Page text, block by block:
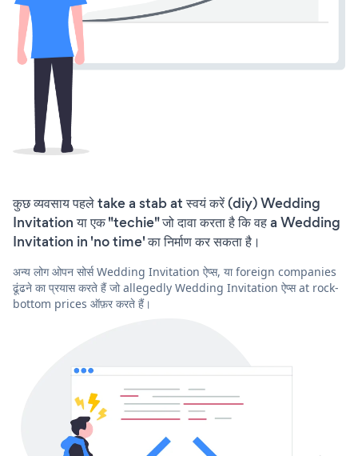
कुछ व्यवसाय पहले take a stab at स्वयं करें (diy) Wedding
Invitation या एक "techie" जो दावा करता है कि वह a Wedding
Invitation in 'no time' का निर्माण कर सकता है।
अन्य लोग ओपन सोर्स Wedding Invitation ऐप्स, या foreign companies
ढूंढने का प्रयास करते हैं जो allegedly Wedding Invitation ऐप्स at rock-
bottom prices ऑफ़र करते हैं।